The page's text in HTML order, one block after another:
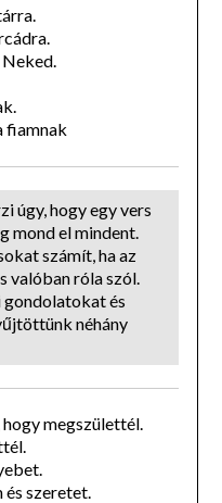
fiamnak
úgy, hogy egy vers
mond el mindent.
számít, ha az
valóban róla szól.
gondolatokat és
néhány
megszülettél.
szeretet.